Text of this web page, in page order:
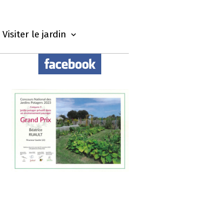
Visiter le jardin